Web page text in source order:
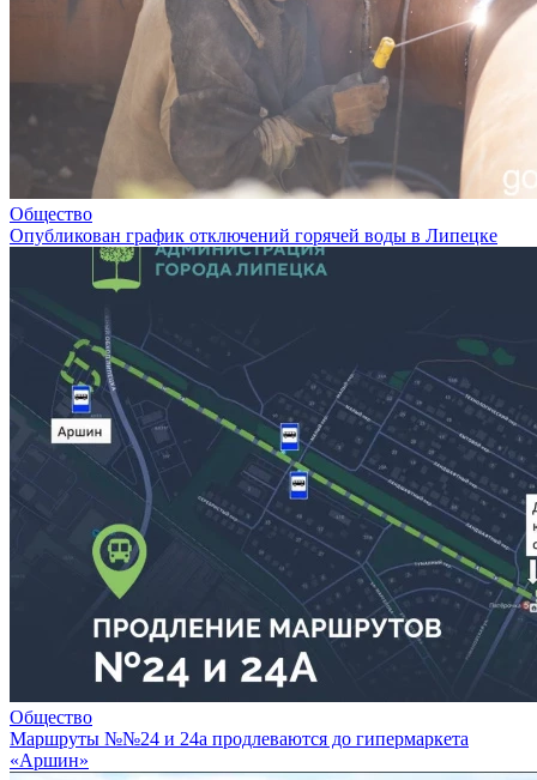
Общество
Опубликован график отключений горячей воды в Липецке
Общество
Маршруты №№24 и 24а продлеваются до гипермаркета
«Аршин»